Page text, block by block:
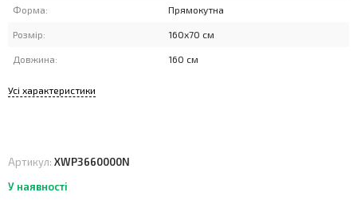
Форма: Прямокутна
Розмір: 160x70 см
Довжина: 160 см
Усі характеристики
Артикул: XWP3660000N
У наявності